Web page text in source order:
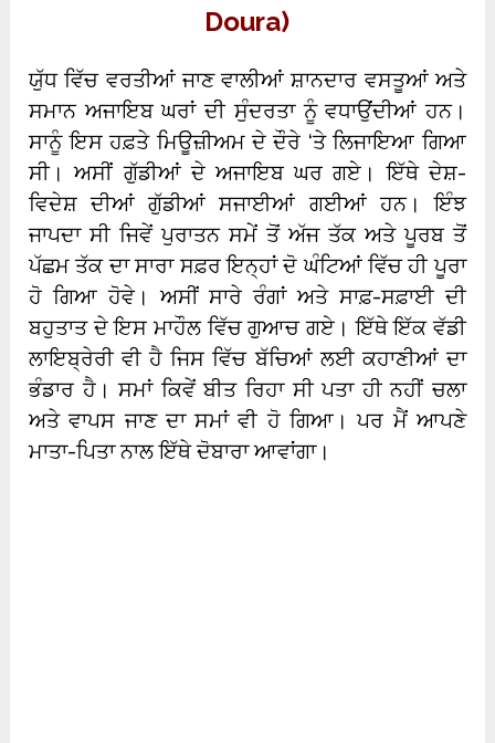
Doura)
ਯੁੱਧ ਵਿੱਚ ਵਰਤੀਆਂ ਜਾਣ ਵਾਲੀਆਂ ਸ਼ਾਨਦਾਰ ਵਸਤੂਆਂ ਅਤੇ
ਸਮਾਨ ਅਜਾਇਬ ਘਰਾਂ ਦੀ ਸੁੰਦਰਤਾ ਨੂੰ ਵਧਾਉਂਦੀਆਂ ਹਨ।
ਸਾਨੂੰ ਇਸ ਹਫ਼ਤੇ ਮਿਊਜ਼ੀਅਮ ਦੇ ਦੌਰੇ ‘ਤੇ ਲਿਜਾਇਆ ਗਿਆ
ਸੀ। ਅਸੀਂ ਗੁੱਡੀਆਂ ਦੇ ਅਜਾਇਬ ਘਰ ਗਏ। ਇੱਥੇ ਦੇਸ਼-
ਵਿਦੇਸ਼ ਦੀਆਂ ਗੁੱਡੀਆਂ ਸਜਾਈਆਂ ਗਈਆਂ ਹਨ। ਇੰਝ
ਜਾਪਦਾ ਸੀ ਜਿਵੇਂ ਪੁਰਾਤਨ ਸਮੇਂ ਤੋਂ ਅੱਜ ਤੱਕ ਅਤੇ ਪੂਰਬ ਤੋਂ
ਪੱਛਮ ਤੱਕ ਦਾ ਸਾਰਾ ਸਫ਼ਰ ਇਨ੍ਹਾਂ ਦੋ ਘੰਟਿਆਂ ਵਿੱਚ ਹੀ ਪੂਰਾ
ਹੋ ਗਿਆ ਹੋਵੇ। ਅਸੀਂ ਸਾਰੇ ਰੰਗਾਂ ਅਤੇ ਸਾਫ਼-ਸਫ਼ਾਈ ਦੀ
ਬਹੁਤਾਤ ਦੇ ਇਸ ਮਾਹੌਲ ਵਿੱਚ ਗੁਆਚ ਗਏ। ਇੱਥੇ ਇੱਕ ਵੱਡੀ
ਲਾਇਬ੍ਰੇਰੀ ਵੀ ਹੈ ਜਿਸ ਵਿੱਚ ਬੱਚਿਆਂ ਲਈ ਕਹਾਣੀਆਂ ਦਾ
ਭੰਡਾਰ ਹੈ। ਸਮਾਂ ਕਿਵੇਂ ਬੀਤ ਰਿਹਾ ਸੀ ਪਤਾ ਹੀ ਨਹੀਂ ਚਲਾ
ਅਤੇ ਵਾਪਸ ਜਾਣ ਦਾ ਸਮਾਂ ਵੀ ਹੋ ਗਿਆ। ਪਰ ਮੈਂ ਆਪਣੇ
ਮਾਤਾ-ਪਿਤਾ ਨਾਲ ਇੱਥੇ ਦੋਬਾਰਾ ਆਵਾਂਗਾ।